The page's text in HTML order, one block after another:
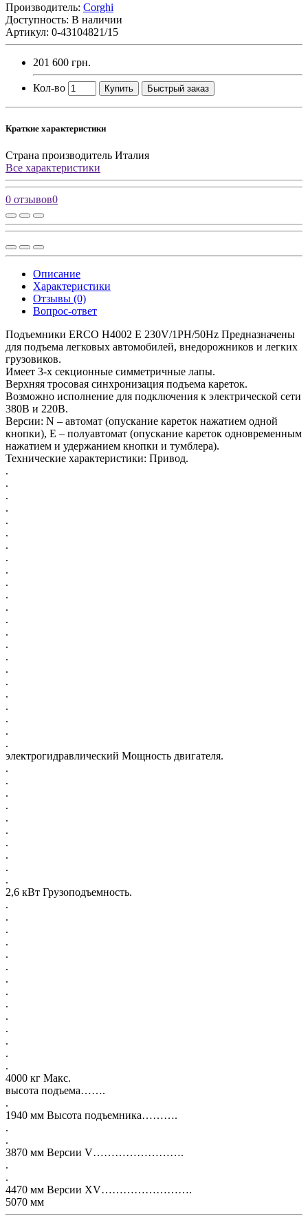
Производитель: Corghi
Доступность: В наличии
Артикул: 0-43104821/15
201 600 грн.
Кол-во Купить Быстрый заказ
Краткие характеристики
Страна производитель Италия
Все характеристики
0 отзывов0
Описание
Характеристики
Отзывы (0)
Вопрос-ответ
Подъемники ERCO H4002 E 230V/1PH/50Hz Предназначены
для подъема легковых автомобилей, внедорожников и легких
грузовиков.
Имеет 3-х секционные симметричные лапы.
Верхняя тросовая синхронизация подъема кареток.
Возможно исполнение для подключения к электрической сети
380В и 220В.
Версии: N – автомат (опускание кареток нажатием одной
кнопки), Е – полуавтомат (опускание кареток одновременным
нажатием и удержанием кнопки и тумблера).
Технические характеристики: Привод.
.
.
.
.
.
.
.
.
.
.
.
.
.
.
.
.
.
.
.
.
.
.
.
электрогидравлический Мощность двигателя.
.
.
.
.
.
.
.
.
.
.
2,6 кВт Грузоподъемность.
.
.
.
.
.
.
.
.
.
.
.
.
.
.
4000 кг Макс.
высота подъема…….
.
1940 мм Высота подъемника……….
.
.
3870 мм Версии V…………………….
.
.
4470 мм Версии XV…………………….
5070 мм